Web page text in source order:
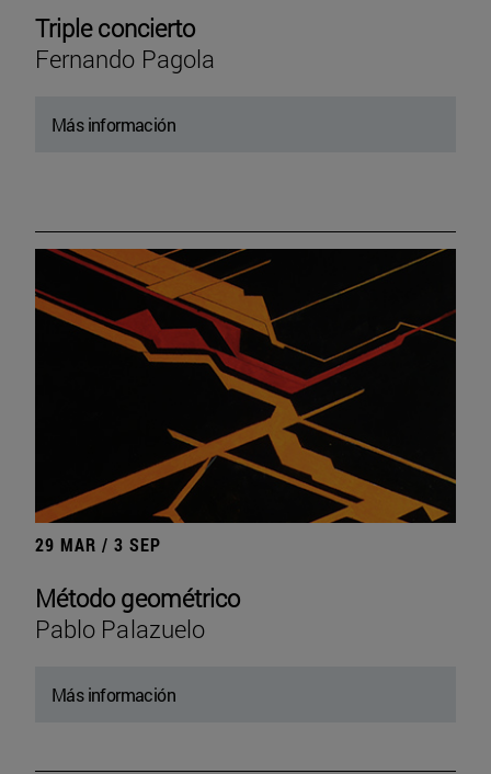
Triple concierto
Fernando Pagola
Más información
29 MAR / 3 SEP
Método geométrico
Pablo Palazuelo
Más información